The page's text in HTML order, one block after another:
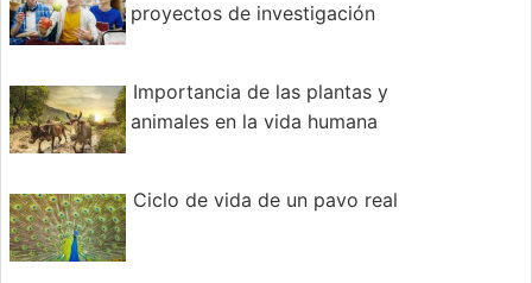
proyectos de investigación
Importancia de las plantas y
animales en la vida humana
Ciclo de vida de un pavo real